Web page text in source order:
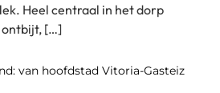
Heel centraal in het dorp
ontbijt, […]
van hoofdstad Vitoria-Gasteiz